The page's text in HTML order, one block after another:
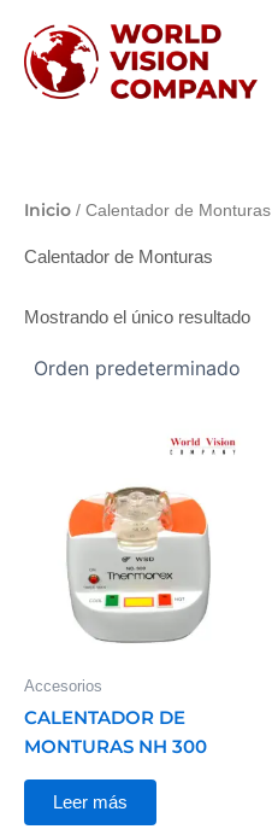
contenido
Inicio / Calentador de Monturas
Calentador de Monturas
Mostrando el único resultado
Accesorios
CALENTADOR DE
MONTURAS NH 300
Leer más